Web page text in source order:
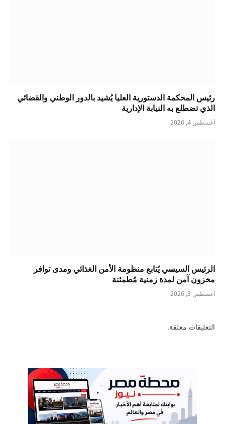
رئيس المحكمة الدستورية العليا يُشيد بالدور الوطني والقضائي
الذي تضطلع به النيابة الإدارية
أغسطس 4, 2026
الرئيس السيسي يُتابع منظومة الأمن الغذائي ومدى توافر
مخزون آمن لمدة زمنية مُطمئنة
أغسطس 3, 2026
التعليقات مغلقة.